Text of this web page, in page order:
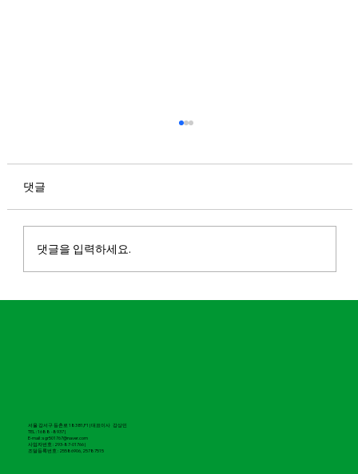
안녕하세요. 마실 파크골프입니다. 7월 30일, 파
이 리뉴얼 런칭됩니다. 248m의 최장 홀(B9)에서
시원한 장타로 스윙하는 재미와 과감하게 휘어있
는 도그렉. 세심하게 공략해야하는 심한 언듈레
감 있는 라운드를 즐겨보세요.
댓글
댓글을 입력하세요.
서울 강서구 등촌로 183 B1,F1 | 대표이사 강상민
TEL : 1688 -8937 |
E-mail : sgr501767@naver.com
​사업자번호 : 293-87-01766 |
조달등록번호 : 25586906, 25787515